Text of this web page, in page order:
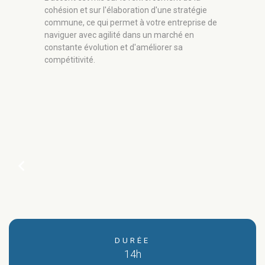
cohésion et sur l'élaboration d'une stratégie
commune, ce qui permet à votre entreprise de
naviguer avec agilité dans un marché en
constante évolution et d'améliorer sa
compétitivité.
DURÉE
14h